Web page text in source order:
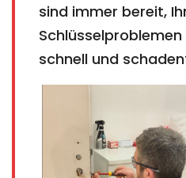
sind immer bereit,
schnell und